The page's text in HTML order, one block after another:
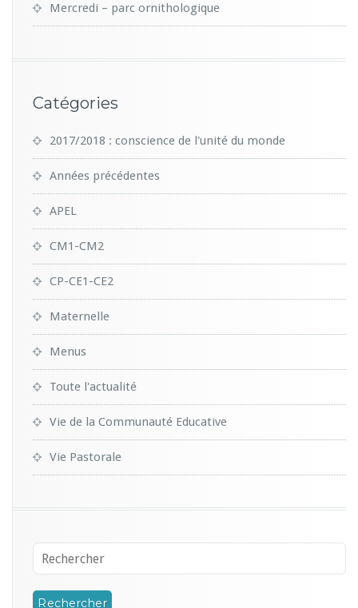
Mercredi – parc ornithologique
Catégories
2017/2018 : conscience de l'unité du monde
Années précédentes
APEL
CM1-CM2
CP-CE1-CE2
Maternelle
Menus
Toute l'actualité
Vie de la Communauté Educative
Vie Pastorale